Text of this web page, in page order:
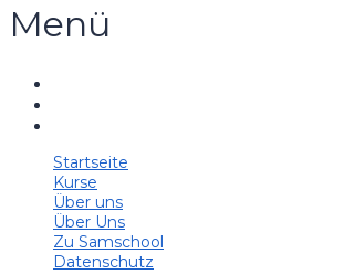
Menü
Startseite
Kurse
Über uns
Über Uns
Zu Samschool
Datenschutz